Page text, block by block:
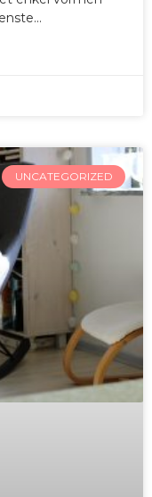
UNCATEGORIZED